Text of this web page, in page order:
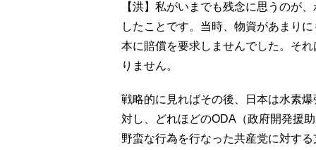
【洪】私がいまでも残念に思うのが
したことです。当時、物資があまり
本に賠償を要求しませんでした。そ
りません。
戦略的に見ればその後、日本は水素
対し、どれほどのODA（政府開発援
野蛮な行為を行なった共産党に対す